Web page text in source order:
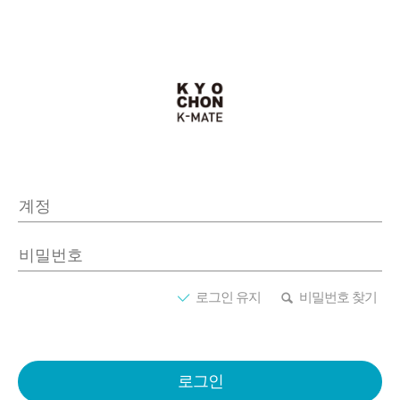
로그인 유지 비밀번호 찾기